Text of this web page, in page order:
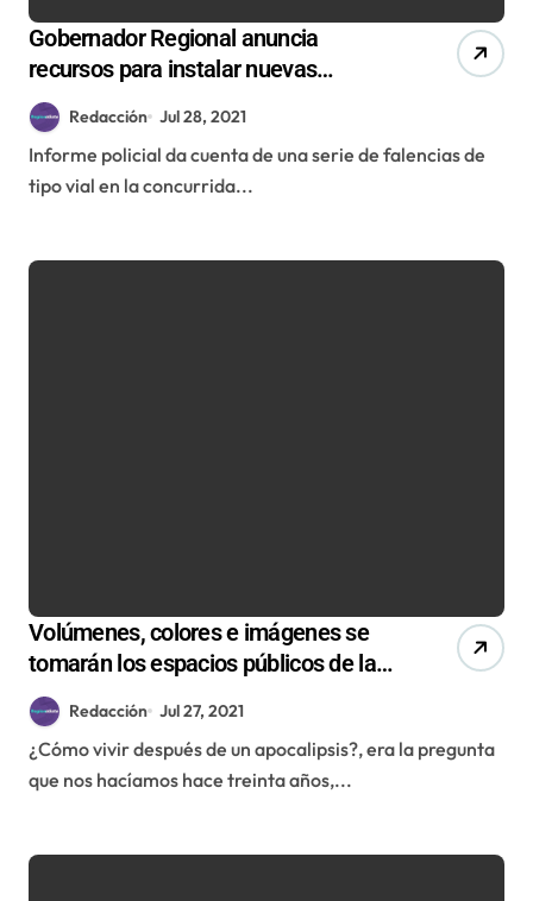
Gobernador Regional anuncia
recursos para instalar nuevas
señaléticas y garita de control en
avenida Salvador Allende
Redacción Jul 28, 2021
Informe policial da cuenta de una serie de falencias de
tipo vial en la concurrida...
Volúmenes, colores e imágenes se
tomarán los espacios públicos de la
región de Antofagasta con la Bienal
SACO1.0 «Aluvión»
Redacción Jul 27, 2021
¿Cómo vivir después de un apocalipsis?, era la pregunta
que nos hacíamos hace treinta años,...